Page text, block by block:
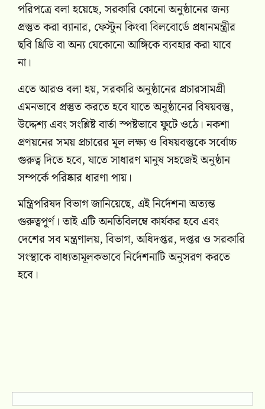
পরিপত্রে বলা হয়েছে, সরকারি কোনো অনুষ্ঠানের জন্য
প্রস্তুত করা ব্যানার, ফেস্টুন কিংবা বিলবোর্ডে প্রধানমন্ত্রীর
ছবি থ্রিডি বা অন্য যেকোনো আঙ্গিকে ব্যবহার করা যাবে
না।
এতে আরও বলা হয়, সরকারি অনুষ্ঠানের প্রচারসামগ্রী
এমনভাবে প্রস্তুত করতে হবে যাতে অনুষ্ঠানের বিষয়বস্তু,
উদ্দেশ্য এবং সংশ্লিষ্ট বার্তা স্পষ্টভাবে ফুটে ওঠে। নকশা
প্রণয়নের সময় প্রচারের মূল লক্ষ্য ও বিষয়বস্তুকে সর্বোচ্চ
গুরুত্ব দিতে হবে, যাতে সাধারণ মানুষ সহজেই অনুষ্ঠান
সম্পর্কে পরিষ্কার ধারণা পায়।
মন্ত্রিপরিষদ বিভাগ জানিয়েছে, এই নির্দেশনা অত্যন্ত
গুরুত্বপূর্ণ। তাই এটি অনতিবিলম্বে কার্যকর হবে এবং
দেশের সব মন্ত্রণালয়, বিভাগ, অধিদপ্তর, দপ্তর ও সরকারি
সংস্থাকে বাধ্যতামূলকভাবে নির্দেশনাটি অনুসরণ করতে
হবে।